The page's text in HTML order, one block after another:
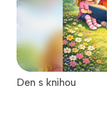
Den s knihou